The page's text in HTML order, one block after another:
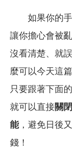
如果你的手
讓你擔心會被
沒看清楚、就
麼可以今天這
只要跟著下面
就可以直接關閉
能，避免日後
錢！